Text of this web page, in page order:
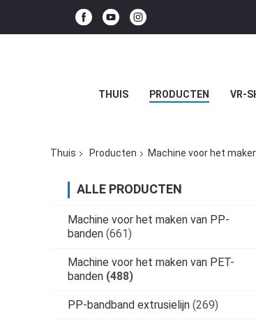
THUIS PRODUCTEN VR-
Thuis Producten Machine voor het
ALLE PRODUCTEN
Machine voor het maken van PP-
banden (661)
Machine voor het maken van PET-
banden (488)
PP-bandband extrusielijn (269)